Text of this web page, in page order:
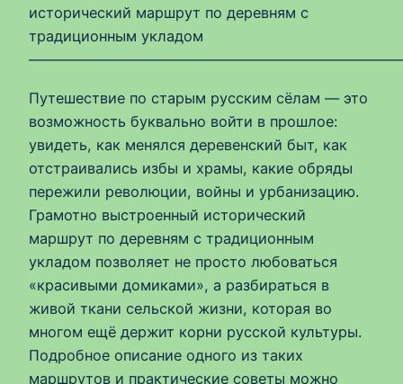
исторический маршрут по деревням с
традиционным укладом
Путешествие по старым русским сёлам — это
возможность буквально войти в прошлое:
увидеть, как менялся деревенский быт, как
отстраивались избы и храмы, какие обряды
пережили революции, войны и урбанизацию.
Грамотно выстроенный исторический
маршрут по деревням с традиционным
укладом позволяет не просто любоваться
«красивыми домиками», а разбираться в
живой ткани сельской жизни, которая во
многом ещё держит корни русской культуры.
Подробное описание одного из таких
маршрутов и практические советы можно